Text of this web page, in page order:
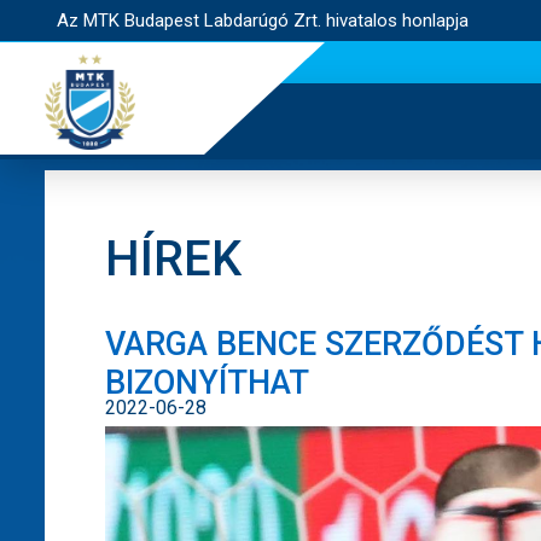
Az MTK Budapest Labdarúgó Zrt. hivatalos honlapja
HÍREK
VARGA BENCE
BIZONYÍTHAT
2022-06-28